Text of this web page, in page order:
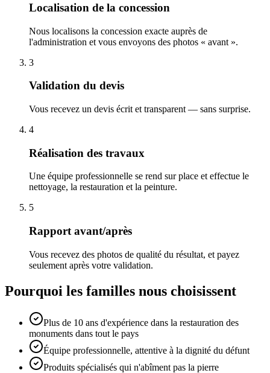
Localisation de la concession
Nous localisons la concession exacte auprès de
l'administration et vous envoyons des photos « avant ».
3
Validation du devis
Vous recevez un devis écrit et transparent — sans surprise.
4
Réalisation des travaux
Une équipe professionnelle se rend sur place et effectue le
nettoyage, la restauration et la peinture.
5
Rapport avant/après
Vous recevez des photos de qualité du résultat, et payez
seulement après votre validation.
Pourquoi les familles nous choisissent
Plus de 10 ans d'expérience dans la restauration des
monuments dans tout le pays
Équipe professionnelle, attentive à la dignité du défunt
Produits spécialisés qui n'abîment pas la pierre